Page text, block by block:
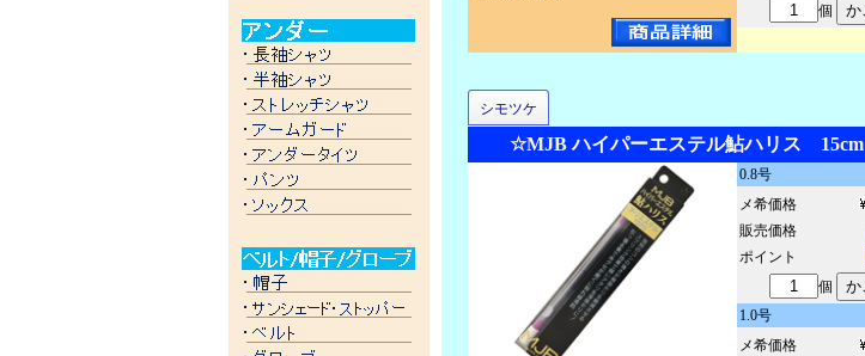
個
シモツケ
☆MJB ハイパーエステル鮎ハリス 15cm
0.8号
メ希価格
販売価格
ポイント
個
1.0号
メ希価格